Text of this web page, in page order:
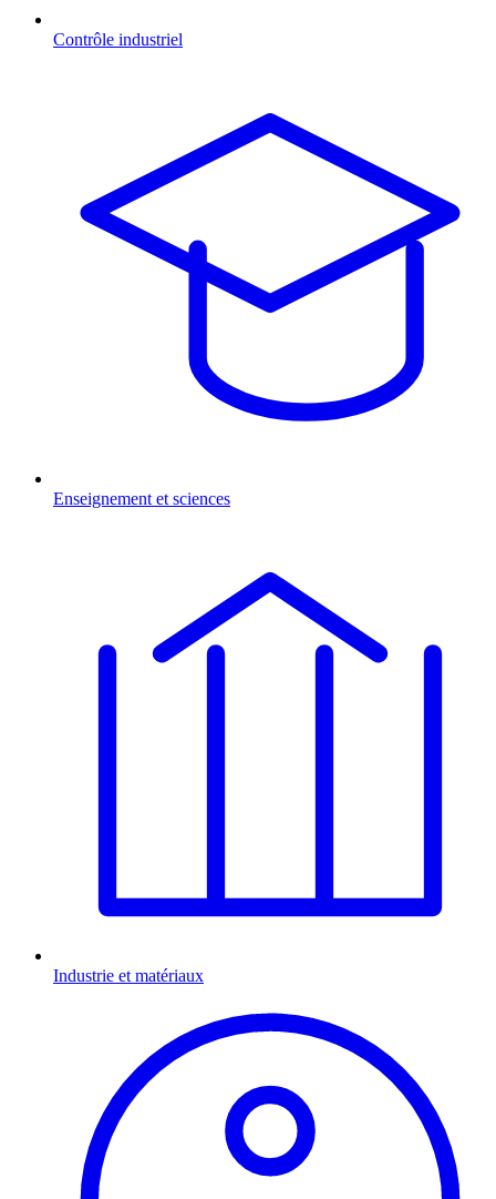
Contrôle industriel
Enseignement et sciences
Industrie et matériaux